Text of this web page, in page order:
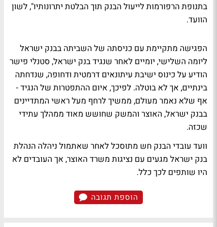
בתנופת הרפורמות לייעול הבנק תוך הבלטת יתרונותיו", לשון
הוועד.
הפגישה מתקיימת עם כניסתה של השביתה בבנק ישראל
ליומה השלישי, יומיים לאחר שנגיד בנק ישראל, סטנלי פישר
הודיע על כינוס ישיבת עיתונאים דרמטית ודחופה, שנדחתה
בינתיים, אך לא בוטלה. לפיכך, איום ההתפטרות של הנגיד -
אף שלא נאמר מעולם, ממשיך לרחף מעל ראשי המתדיינים
בבנק ישראל, האוצר והמשק שחושש מאוד ממהלך עתידי
שכזה.
וועד עובדי הבנק חש מתוסכל לאחר שאתמול ניהלה הנהלת
בנק ישראל מגעים עם נציגות משרד האוצר, אך העובדים לא
היו שותפים לכך כלל.
הוספת תגובה